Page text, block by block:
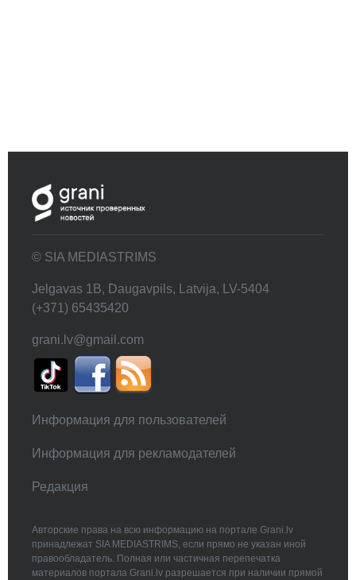
© SIA MEDIASTRIMS
Jelgavas 1B, Daugavpils, Latvija, LV-5404
(+371) 65435420
grani.lv@gmail.com
Информация для пользователей
Информация для рекламодателей
Редакция
Авторские права на всю информацию на портале Grani.lv
принадлежат SIA MEDIASTRIMS, если прямо не указан иной
правообладатель. Полная или частичная перепечатка
материалов портала Grani.lv разрешается при наличии прямой